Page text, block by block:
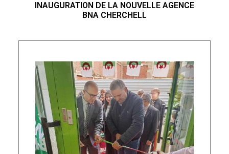
INAUGURATION DE LA NOUVELLE AGENCE
BNA CHERCHELL